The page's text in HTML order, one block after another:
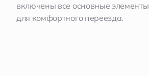
включены все основные элементы
для комфортного переезда.